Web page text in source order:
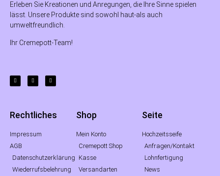
Erleben Sie Kreationen und Anregungen, die Ihre Sinne spielen
lässt. Unsere Produkte sind sowohl haut-als auch
umweltfreundlich.
Ihr Cremepott-Team!
Rechtliches
Impressum
AGB
Datenschutzerklärung
Wiederrufsbelehrung
Shop
Mein Konto
Cremepott Shop
Kasse
Versandarten
Seite
Hochzeitsseife
Anfragen/Kontakt
Lohnfertigung
News